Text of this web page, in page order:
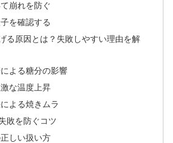
崩れを防ぐ
を確認する
る原因とは？失敗しやすい理由を解
よる糖分の影響
な温度上昇
よる焼きムラ
敗を防ぐコツ
しい扱い方